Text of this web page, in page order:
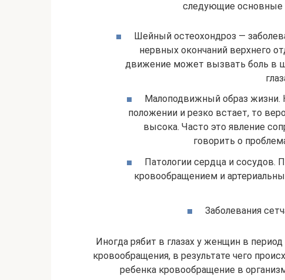
следующие основные
Шейный остеохондроз —
нервных окончаний верхнего
движение может вызвать боль в
Малоподвижный образ жизни.
положении и резко встает, то
высока. Часто это явление
говорить о
Патологии сердца и сосудов.
кровообращением и
Заболевания
Иногда рябит в глазах у женщин в
кровообращения, в результате чего
ребенка кровообращение в